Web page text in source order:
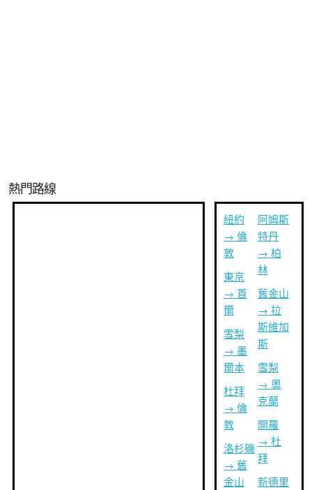
熱門路線
紐約
→ 倫
敦
東京
→ 首
爾
雪梨
→ 墨
爾本
杜拜
→ 倫
敦
洛杉磯
→ 舊
金山
阿姆斯
特丹
→ 柏
林
舊金山
→ 拉
斯維加
斯
雪梨
→ 奧
克蘭
開羅
→ 杜
拜
新德里